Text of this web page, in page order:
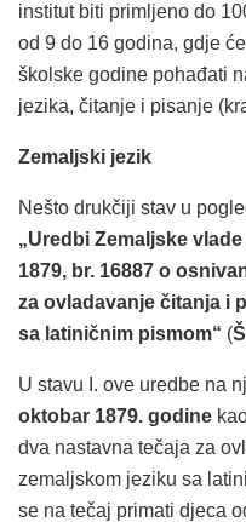
institut biti primljeno do
od 9 do 16 godina, gdje
školske godine pohađati
jezika, čitanje i pisanje
Zemaljski jezik
Nešto drukčiji stav u
„Uredbi Zemaljske
1879, br. 16887 o
za ovladavanje čitanja i
sa latiničnim pismom“ (
U stavu I. ove uredbe na
oktobar 1879. godine
dva nastavna tečaja za
zemaljskom jeziku sa
se na tečaj primati djeca